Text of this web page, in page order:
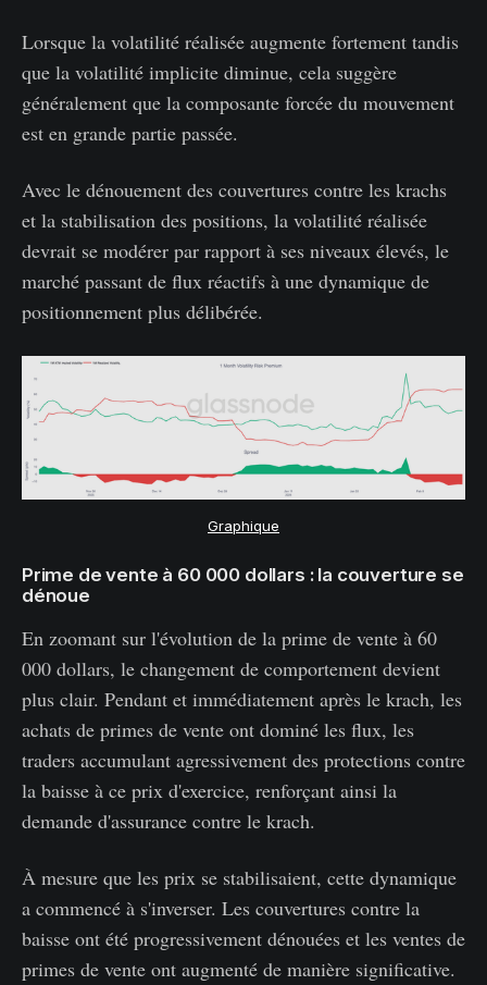
Lorsque la volatilité réalisée augmente fortement tandis
que la volatilité implicite diminue, cela suggère
généralement que la composante forcée du mouvement
est en grande partie passée.
Avec le dénouement des couvertures contre les krachs
et la stabilisation des positions, la volatilité réalisée
devrait se modérer par rapport à ses niveaux élevés, le
marché passant de flux réactifs à une dynamique de
positionnement plus délibérée.
Graphique
Prime de vente à 60 000 dollars : la couverture se
dénoue
En zoomant sur l'évolution de la prime de vente à 60
000 dollars, le changement de comportement devient
plus clair. Pendant et immédiatement après le krach, les
achats de primes de vente ont dominé les flux, les
traders accumulant agressivement des protections contre
la baisse à ce prix d'exercice, renforçant ainsi la
demande d'assurance contre le krach.
À mesure que les prix se stabilisaient, cette dynamique
a commencé à s'inverser. Les couvertures contre la
baisse ont été progressivement dénouées et les ventes de
primes de vente ont augmenté de manière significative.